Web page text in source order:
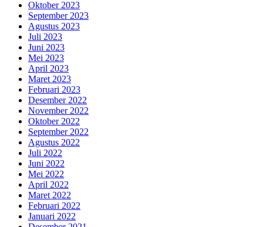
Oktober 2023
September 2023
Agustus 2023
Juli 2023
Juni 2023
Mei 2023
April 2023
Maret 2023
Februari 2023
Desember 2022
November 2022
Oktober 2022
September 2022
Agustus 2022
Juli 2022
Juni 2022
Mei 2022
April 2022
Maret 2022
Februari 2022
Januari 2022